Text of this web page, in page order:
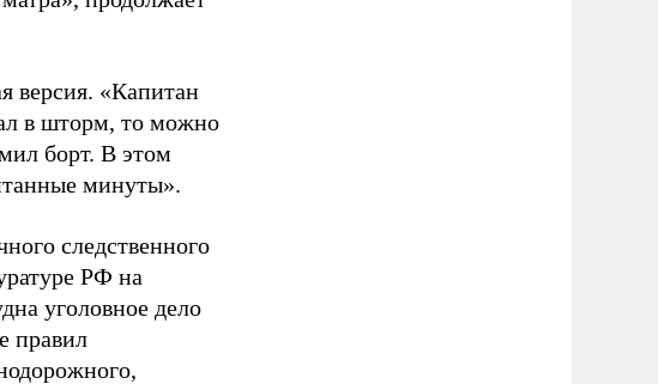
версия. «Капитан
в шторм, то можно
борт. В этом
минуты».
следственного
РФ на
уголовное дело
правил